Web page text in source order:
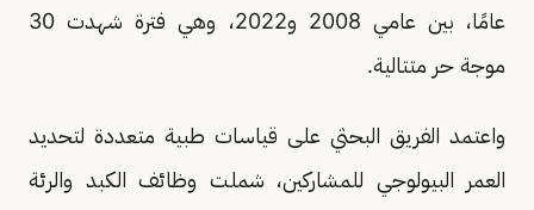
عامًا، بين عامي 2008 و2022، وهي فترة شهدت 30
موجة حر متتالية.
واعتمد الفريق البحثي على قياسات طبية متعددة لتحديد
العمر البيولوجي للمشاركين، شملت وظائف الكبد والرئة